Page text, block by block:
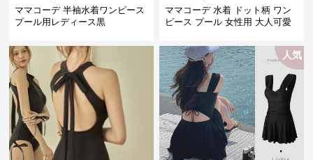
ママコーデ 半袖水着ワンピース
プール用レディース黒
ママコーデ 水着 ドット柄 ワン
ピース プール 女性用 大人可愛
人気